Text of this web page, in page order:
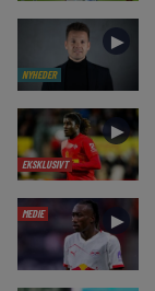
NYHEDER
►
EKSKLUSIVT
►
MEDIE ►